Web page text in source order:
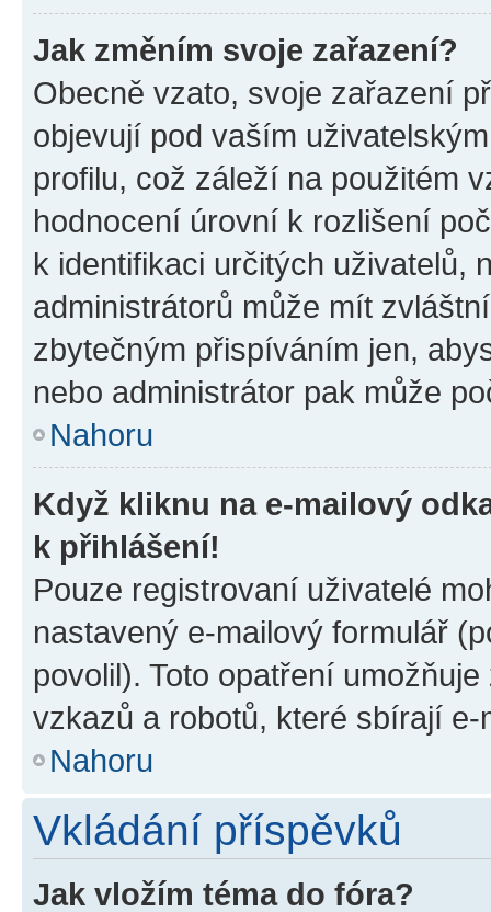
Jak změním svoje zařazení?
Obecně vzato, svoje zařazení
objevují pod vaším
profilu, což záleží na použitém
hodnocení úrovní k rozlišení
k identifikaci určitých uživatelů,
administrátorů může mít
zbytečným přispíváním jen,
nebo administrátor pak může
Nahoru
Když kliknu na e-mailový
k přihlášení!
Pouze registrovaní uživatelé
nastavený e-mailový formulář
povolil). Toto opatření
vzkazů a robotů, které sbírají e-
Nahoru
Vkládání příspěvků
Jak vložím téma do fóra?